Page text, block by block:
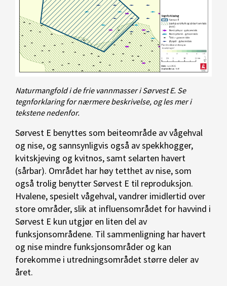
Naturmangfold i de frie vannmasser i Sørvest E. Se
tegnforklaring for nærmere beskrivelse, og les mer i
tekstene nedenfor.
Sørvest E benyttes som beiteområde av vågehval
og nise, og sannsynligvis også av spekkhogger,
kvitskjeving og kvitnos, samt selarten havert
(sårbar). Området har høy tetthet av nise, som
også trolig benytter Sørvest E til reproduksjon.
Hvalene, spesielt vågehval, vandrer imidlertid over
store områder, slik at influensområdet for havvind i
Sørvest E kun utgjør en liten del av
funksjonsområdene. Til sammenligning har havert
og nise mindre funksjonsområder og kan
forekomme i utredningsområdet større deler av
året.